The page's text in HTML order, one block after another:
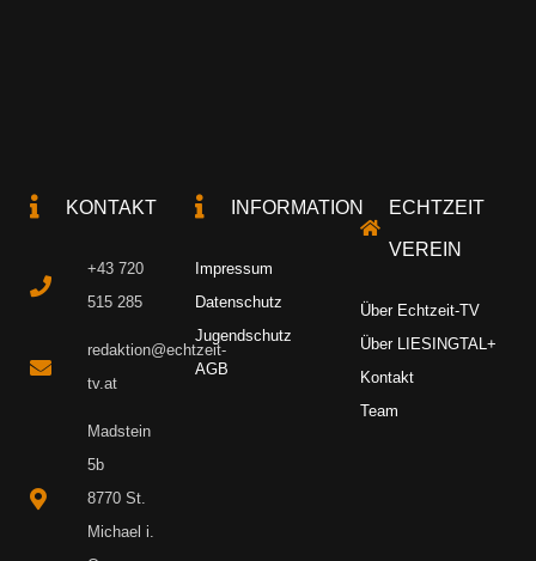
KONTAKT
+43 720
515 285
redaktion@echtzeit-
tv.at
Madstein
5b
8770 St.
Michael i.
INFORMATION
Impressum
Datenschutz
Jugendschutz
AGB
ECHTZEIT
VEREIN
Über Echtzeit-TV
Über LIESINGTAL+
Kontakt
Team